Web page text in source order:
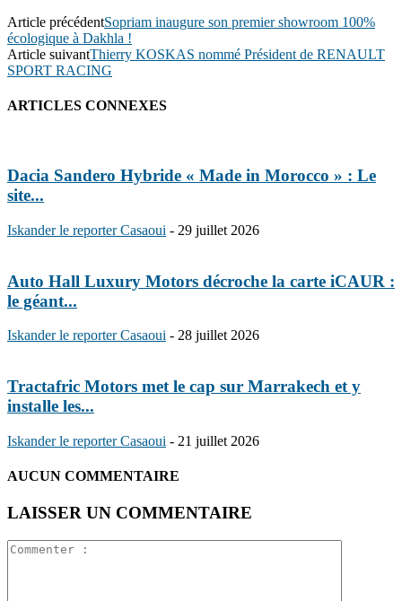
Article précédentSopriam inaugure son premier showroom 100%
écologique à Dakhla !
Article suivantThierry KOSKAS nommé Président de RENAULT
SPORT RACING
ARTICLES CONNEXES
Dacia Sandero Hybride « Made in Morocco » : Le
site...
Iskander le reporter Casaoui - 29 juillet 2026
Auto Hall Luxury Motors décroche la carte iCAUR :
le géant...
Iskander le reporter Casaoui - 28 juillet 2026
Tractafric Motors met le cap sur Marrakech et y
installe les...
Iskander le reporter Casaoui - 21 juillet 2026
AUCUN COMMENTAIRE
LAISSER UN COMMENTAIRE